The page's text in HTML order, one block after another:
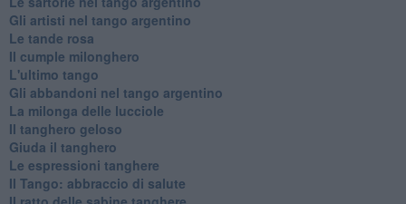
Gli artisti nel tango argentino
Le tande rosa
Il cumple milonghero
L'ultimo tango
Gli abbandoni nel tango argentino
La milonga delle lucciole
Il tanghero geloso
Giuda il tanghero
Le espressioni tanghere
Il Tango: abbraccio di salute